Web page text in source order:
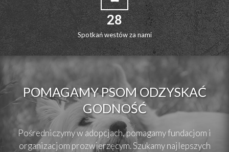
28
Spotkań westów za nami
POMAGAMY PSOM ODZYSKAĆ
GODNOŚĆ
Pośredniczymy w adopcjach, pomagamy fundacjom i
organizacjom prozwierzęcym. Szukamy najlepszych